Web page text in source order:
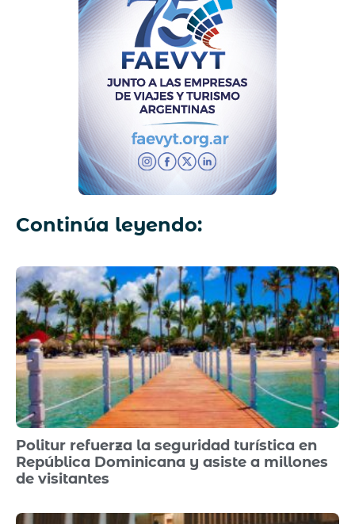
Continúa leyendo:
Politur refuerza la seguridad turística en
República Dominicana y asiste a millones
de visitantes